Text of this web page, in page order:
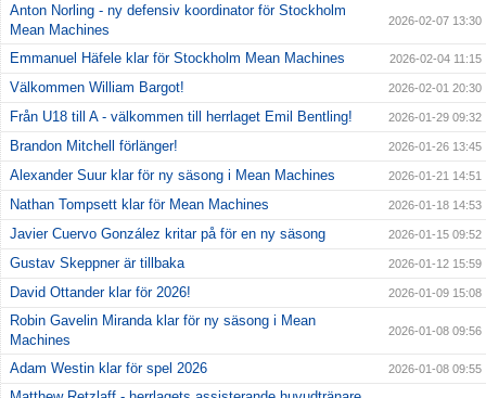
Anton Norling - ny defensiv koordinator för Stockholm
Mean Machines
2026-02-07 13:30
Emmanuel Häfele klar för Stockholm Mean Machines 2026-02-04 11:15
Välkommen William Bargot! 2026-02-01 20:30
Från U18 till A - välkommen till herrlaget Emil Bentling! 2026-01-29 09:32
Brandon Mitchell förlänger! 2026-01-26 13:45
Alexander Suur klar för ny säsong i Mean Machines 2026-01-21 14:51
Nathan Tompsett klar för Mean Machines 2026-01-18 14:53
Javier Cuervo González kritar på för en ny säsong 2026-01-15 09:52
Gustav Skeppner är tillbaka 2026-01-12 15:59
David Ottander klar för 2026! 2026-01-09 15:08
Robin Gavelin Miranda klar för ny säsong i Mean
Machines
2026-01-08 09:56
Adam Westin klar för spel 2026 2026-01-08 09:55